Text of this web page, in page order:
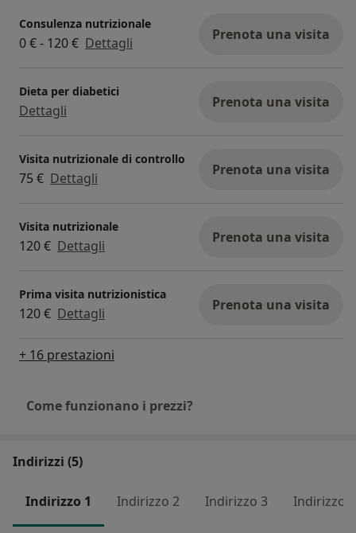
Consulenza nutrizionale
0 € - 120 € Dettagli Prenota una visita
Dieta per diabetici
Dettagli Prenota una visita
Visita nutrizionale di controllo
75 € Dettagli Prenota una visita
Visita nutrizionale
120 € Dettagli Prenota una visita
Prima visita nutrizionistica
120 € Dettagli Prenota una visita
+ 16 prestazioni
Come funzionano i prezzi?
Indirizzi (5)
Indirizzo 1 Indirizzo 2 Indirizzo 3 Indirizzo 4